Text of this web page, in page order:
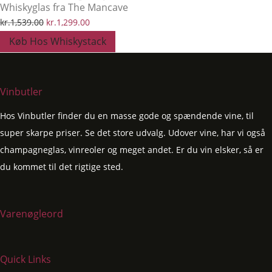
kr.1,636.00.kr.1,499.00.
Whiskyglas fra The Mancave
kr.1,539.00 Den
oprindelige
pris
kr.1,299.00Den
aktuelle
pris
Køb Hos Whiskystack
Vinbutler
Hos Vinbutler finder du en masse gode og spændende vine, til
super skarpe priser. Se det store udvalg. Udover vine, har vi også
champagneglas, vinreoler og meget andet. Er du vin elsker, så er
du kommet til det rigtige sted.
Varenøgleord
Quick Links